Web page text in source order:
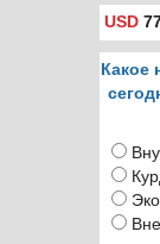
Гюлена
USD
Какое